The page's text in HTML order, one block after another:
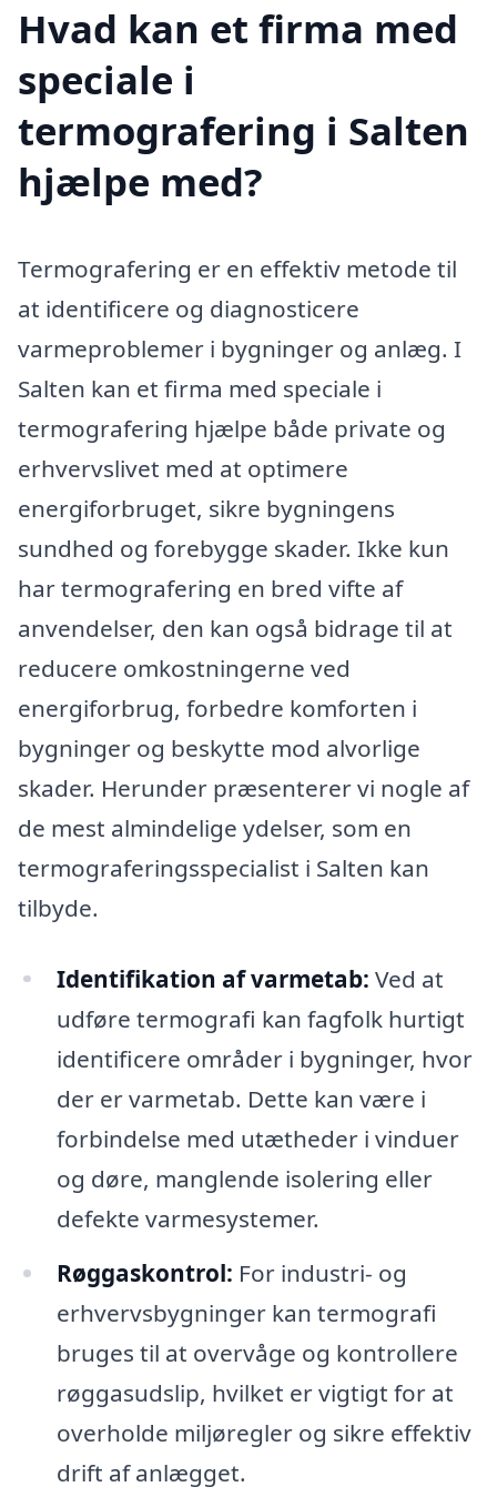
Hvad kan et firma med
speciale i
termografering i Salten
hjælpe med?
Termografering er en effektiv metode til
at identificere og diagnosticere
varmeproblemer i bygninger og anlæg. I
Salten kan et firma med speciale i
termografering hjælpe både private og
erhvervslivet med at optimere
energiforbruget, sikre bygningens
sundhed og forebygge skader. Ikke kun
har termografering en bred vifte af
anvendelser, den kan også bidrage til at
reducere omkostningerne ved
energiforbrug, forbedre komforten i
bygninger og beskytte mod alvorlige
skader. Herunder præsenterer vi nogle af
de mest almindelige ydelser, som en
termograferingsspecialist i Salten kan
tilbyde.
Identifikation af varmetab: Ved at
udføre termografi kan fagfolk hurtigt
identificere områder i bygninger, hvor
der er varmetab. Dette kan være i
forbindelse med utætheder i vinduer
og døre, manglende isolering eller
defekte varmesystemer.
Røggaskontrol: For industri- og
erhvervsbygninger kan termografi
bruges til at overvåge og kontrollere
røggasudslip, hvilket er vigtigt for at
overholde miljøregler og sikre effektiv
drift af anlægget.